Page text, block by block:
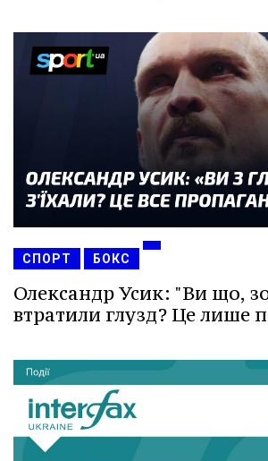
СПОРТ БОКС
Олександр Усик: "Ви що,
втратили глузд? Це лише